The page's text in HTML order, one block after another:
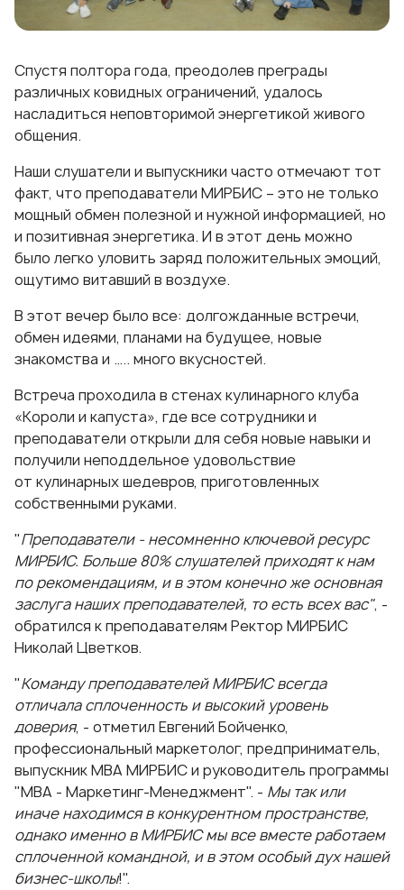
Спустя полтора года, преодолев преграды
различных ковидных ограничений, удалось
насладиться неповторимой энергетикой живого
общения.
Наши слушатели и выпускники часто отмечают тот
факт, что преподаватели МИРБИС – это не только
мощный обмен полезной и нужной информацией, но
и позитивная энергетика. И в этот день можно
было легко уловить заряд положительных эмоций,
ощутимо витавший в воздухе.
В этот вечер было все: долгожданные встречи,
обмен идеями, планами на будущее, новые
знакомства и ….. много вкусностей.
Встреча проходила в стенах кулинарного клуба
«Короли и капуста», где все сотрудники и
преподаватели открыли для себя новые навыки и
получили неподдельное удовольствие
от кулинарных шедевров, приготовленных
собственными руками.
"Преподаватели - несомненно ключевой ресурс
МИРБИС. Больше 80% слушателей приходят к нам
по рекомендациям, и в этом конечно же основная
заслуга наших преподавателей, то есть всех вас", -
обратился к преподавателям Ректор МИРБИС
Николай Цветков.
"Команду преподавателей МИРБИС всегда
отличала сплоченность и высокий уровень
доверия, - отметил Евгений Бойченко,
профессиональный маркетолог, предприниматель,
выпускник МВА МИРБИС и руководитель программы
"МВА - Маркетинг-Менеджмент". - Мы так или
иначе находимся в конкурентном пространстве,
однако именно в МИРБИС мы все вместе работаем
сплоченной командной, и в этом особый дух нашей
бизнес-школы!".